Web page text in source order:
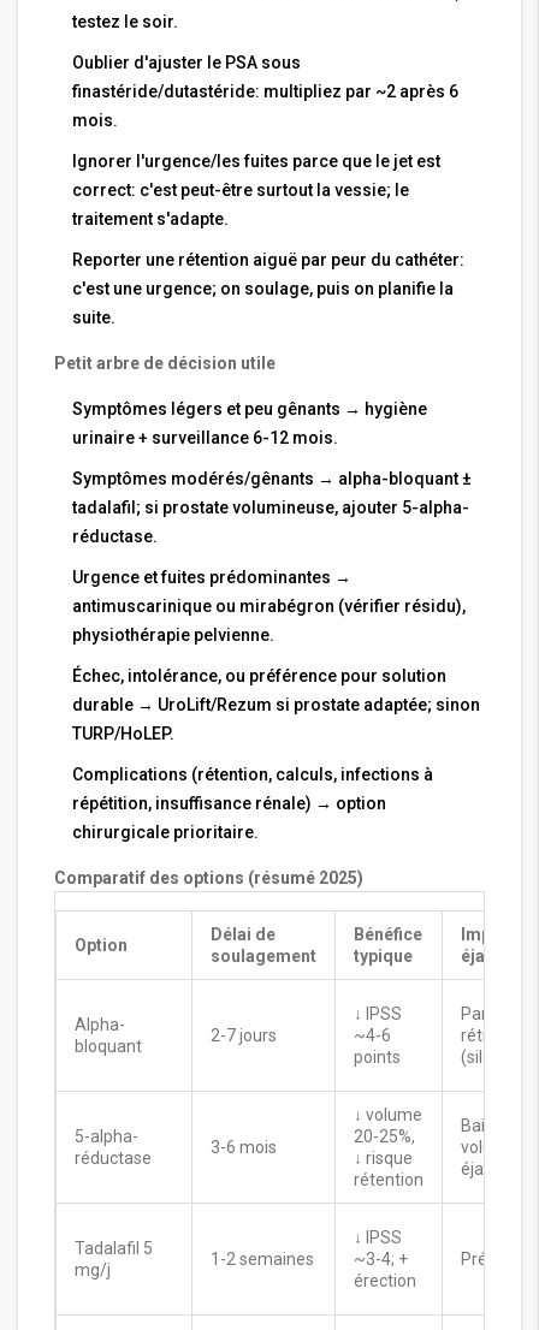
testez le soir.
Oublier d'ajuster le PSA sous
finastéride/dutastéride: multipliez par ~2 après 6
mois.
Ignorer l'urgence/les fuites parce que le jet est
correct: c'est peut-être surtout la vessie; le
traitement s'adapte.
Reporter une rétention aiguë par peur du cathéter:
c'est une urgence; on soulage, puis on planifie la
suite.
Petit arbre de décision utile
Symptômes légers et peu gênants → hygiène
urinaire + surveillance 6-12 mois.
Symptômes modérés/gênants → alpha-bloquant ±
tadalafil; si prostate volumineuse, ajouter 5-alpha-
réductase.
Urgence et fuites prédominantes →
antimuscarinique ou mirabégron (vérifier résidu),
physiothérapie pelvienne.
Échec, intolérance, ou préférence pour solution
durable → UroLift/Rezum si prostate adaptée; sinon
TURP/HoLEP.
Complications (rétention, calculs, infections à
répétition, insuffisance rénale) → option
chirurgicale prioritaire.
Comparatif des options (résumé 2025)
Option
Délai de
soulagement
Bénéfice
typique
Impact
Alpha-
bloquant
2-7 jours
↓ IPSS
~4-6
points
Parfois
5-alpha-
réductase
3-6 mois
↓ volume
20-25%,
↓ risque
rétention
Baisse
volume
éjaculat
Tadalafil 5
mg/j
1-2 semaines
↓ IPSS
~3-4; +
érection
Préservée